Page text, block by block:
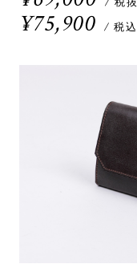
¥75,900 / 税込